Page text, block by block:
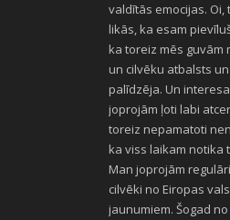
valdītās emocijas. Oi,
likās, ka esam
ka toreiz mēs guvām
un cilvēku atbalsts
palīdzēja. Un
joprojām ļoti labi
toreiz nepamatoti
ka viss laikam notika
Man joprojām
cilvēki no Eiropas
jaunumiem. Šogad